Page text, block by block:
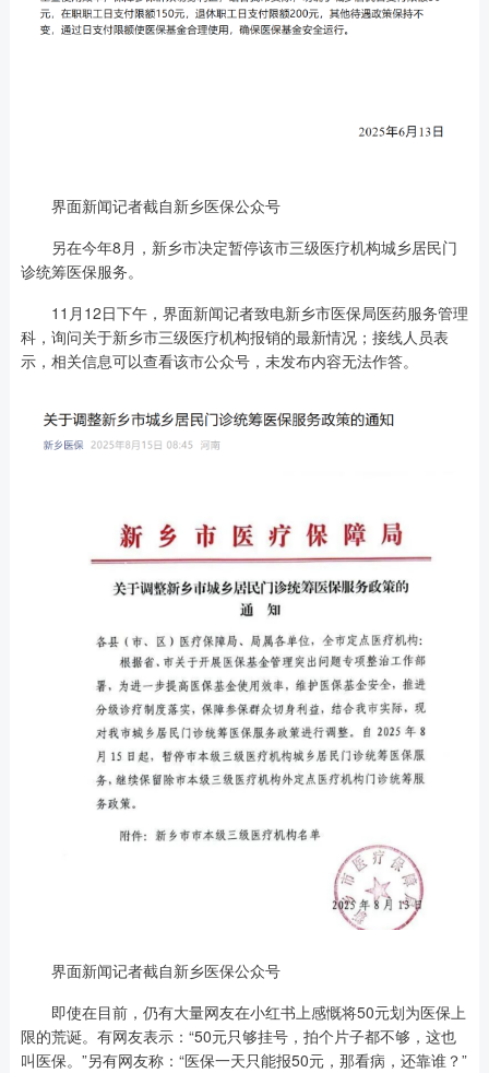
界面新闻记者截自新乡医保公众号
另在今年8月，新乡市决定暂停该市三级医疗机构城乡居民门
诊统筹医保服务。
11月12日下午，界面新闻记者致电新乡市医保局医药服务管理
科，询问关于新乡市三级医疗机构报销的最新情况；接线人员表
示，相关信息可以查看该市公众号，未发布内容无法作答。
界面新闻记者截自新乡医保公众号
即使在目前，仍有大量网友在小红书上感慨将50元划为医保上
限的荒诞。有网友表示：“50元只够挂号，拍个片子都不够，这也
叫医保。”另有网友称：“医保一天只能报50元，那看病，还靠谁？”